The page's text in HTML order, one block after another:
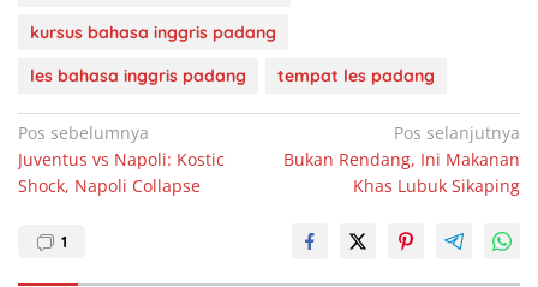
e
b
o
o
k
s
A
p
p
e
dI
n
e
kursus bahasa inggris padang
les bahasa inggris padang
tempat les padang
Navigasi
pos
Pos sebelumnya
Juventus vs Napoli: Kostic
Shock, Napoli Collapse
Pos selanjutnya
Bukan Rendang, Ini Makanan
Khas Lubuk Sikaping
1